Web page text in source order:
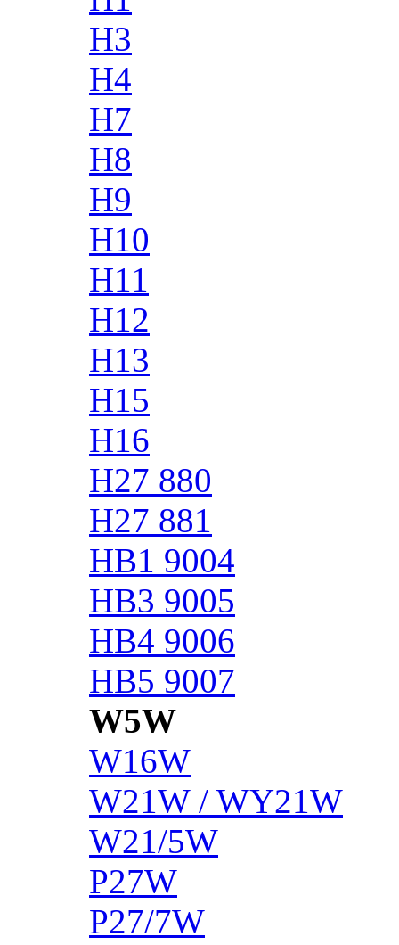
H3
H4
H7
H8
H9
H10
H11
H12
H13
H15
H16
H27 880
H27 881
HB1 9004
HB3 9005
HB4 9006
HB5 9007
W5W
W16W
W21W / WY21W
W21/5W
P27W
P27/7W